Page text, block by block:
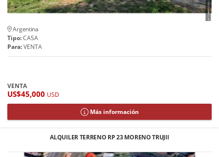
Argentina
Tipo:CASA
Para:VENTA
VENTA
US$45,000 USD
Más información
ALQUILER TERRENO RP 23 MORENO TRUJII